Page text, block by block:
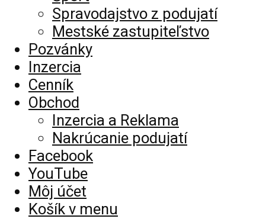
Spravodajstvo z podujatí
Mestské zastupiteľstvo
Pozvánky
Inzercia
Cenník
Obchod
Inzercia a Reklama
Nakrúcanie podujatí
Facebook
YouTube
Môj účet
Košík v menu